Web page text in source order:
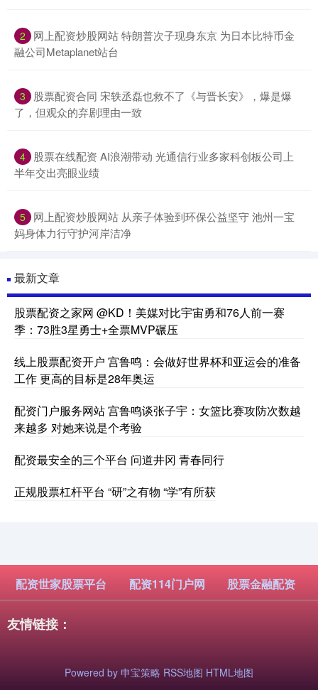
2
网上配资炒股网站 特朗普次子现身东京 为日本比特币金
融公司Metaplanet站台
3
股票配资合同 宋轶丞磊也救不了《与晋长安》，爆是爆
了，但观众的弃剧理由一致
4
股票在线配资 AI浪潮带动 光通信行业多家科创板公司上
半年交出亮眼业绩
5 网上配资炒股网站 从亲子体验到环保公益坚守 池州一宝
妈身体力行守护河岸洁净
最新文章
股票配资之家网 @KD！美媒对比宇宙勇和76人前一赛
季：73胜3星勇士+全票MVP碾压
线上股票配资开户 宫鲁鸣：会做好世界杯和亚运会的准备
工作 更高的目标是28年奥运
配资门户服务网站 宫鲁鸣谈张子宇：女篮比赛攻防次数越
来越多 对她来说是个考验
配资最安全的三个平台 问道井冈 青春同行
正规股票杠杆平台 “研”之有物 “学”有所获
配资世家股票平台 配资114门户网 股票金融配资
友情链接：
Powered by 申宝策略 RSS地图 HTML地图